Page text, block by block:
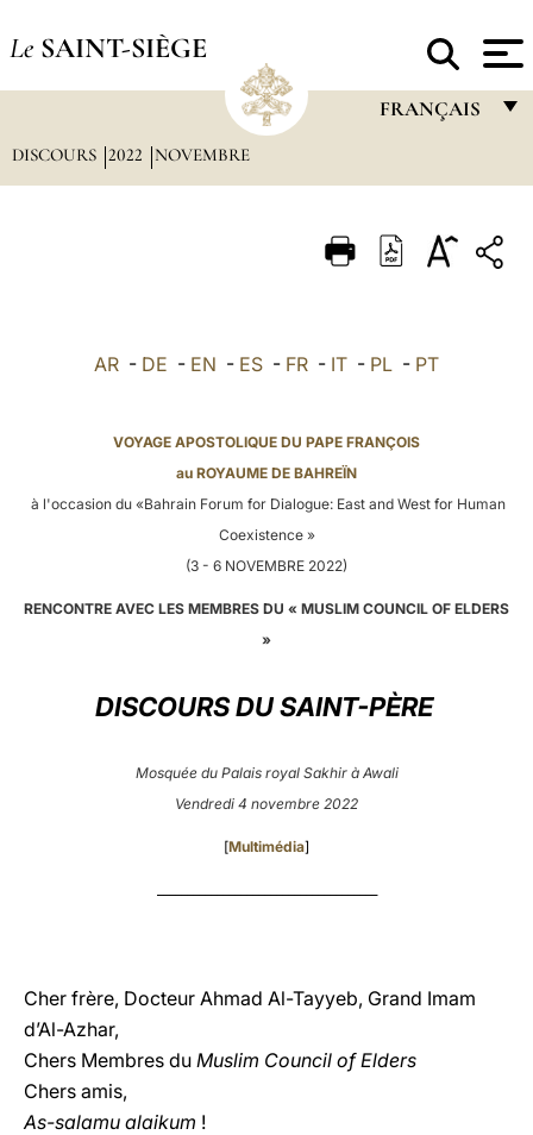
Le SAINT-SIÈGE
FRANÇAIS
ITALIANO
POLSKI
DISCOURS 2022 NOVEMBRE
AR - DE - EN - ES - FR - IT - PL - PT
VOYAGE APOSTOLIQUE DU PAPE FRANÇOIS
au ROYAUME DE BAHREÏN
à l'occasion du «Bahrain Forum for Dialogue: East and West for Human
Coexistence »
(3 - 6 NOVEMBRE 2022)
RENCONTRE AVEC LES MEMBRES DU « MUSLIM COUNCIL OF ELDERS
»
DISCOURS DU SAINT-PÈRE
Mosquée du Palais royal Sakhir à Awali
Vendredi 4 novembre 2022
[Multimédia]
Cher frère, Docteur Ahmad Al-Tayyeb, Grand Imam
d’Al-Azhar,
Chers Membres du Muslim Council of Elders
Chers amis,
As-salamu alaikum !